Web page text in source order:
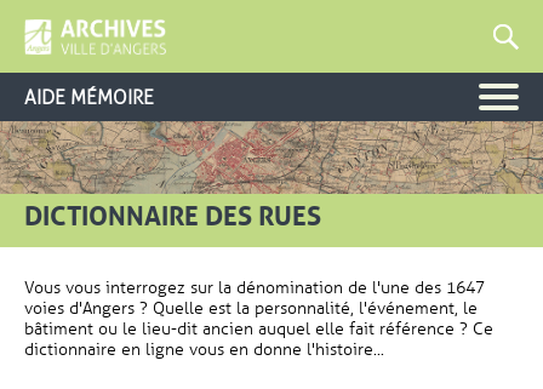
AIDE MÉMOIRE
DICTIONNAIRE DES RUES
Vous vous interrogez sur la dénomination de l'une des 1647
voies d'Angers ? Quelle est la personnalité, l'événement, le
bâtiment ou le lieu-dit ancien auquel elle fait référence ? Ce
dictionnaire en ligne vous en donne l'histoire...